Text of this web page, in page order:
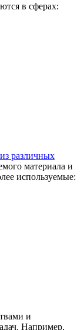
в сферах:
различных
материала и
используемые:
и
Например,